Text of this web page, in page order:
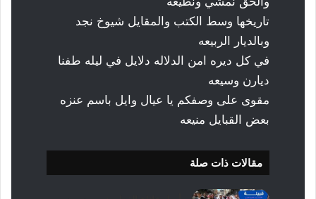
تاريخها وسط الكتب والمقايل شيوخ نجد
وبالديار الربيعه
في كل ديره امن الدلاله دلايل في ليله طفنا
ديارن وسيعه
مقوى على وصفكم يا عيال وايل باسم عنزه
بعض القبايل منيعه
مقالات ذات صلة